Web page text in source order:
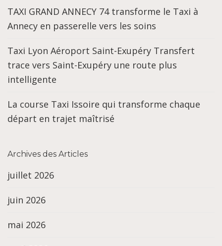
TAXI GRAND ANNECY 74 transforme le Taxi à
Annecy en passerelle vers les soins
Taxi Lyon Aéroport Saint-Exupéry Transfert
trace vers Saint-Exupéry une route plus
intelligente
La course Taxi Issoire qui transforme chaque
départ en trajet maîtrisé
Archives des Articles
juillet 2026
juin 2026
mai 2026